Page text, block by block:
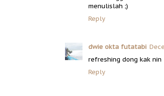
menulislah ;)
Reply
dwie okta futatabi
refreshing dong kak nin
Reply